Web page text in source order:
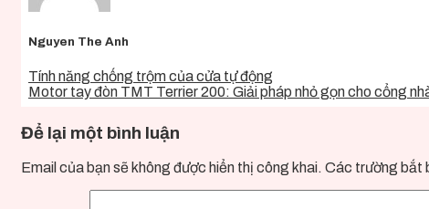
Nguyen The Anh
Tính năng chống trộm của cửa tự động
Motor tay đòn TMT Terrier 200: Giải pháp nhỏ gọn cho cổng
Để lại một bình luận
Email của bạn sẽ không được hiển thị công khai. Các trường bắt